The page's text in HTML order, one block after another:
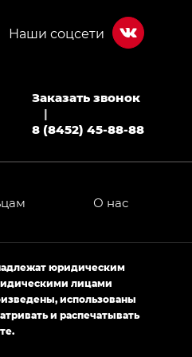
Заказать звонок
|
8 (8452) 45-88-88
О нас
юридическим
лицами
использованы
и распечатывать